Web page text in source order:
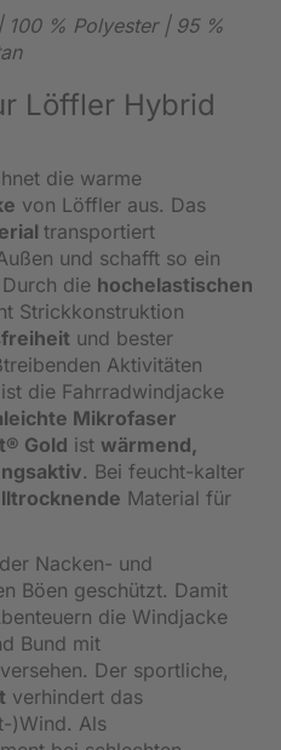
100 % Polyester | 95 %
Löffler Hybrid
die warme
von Löffler aus. Das
transportiert
und schafft so ein
die hochelastischen
Strickkonstruktion
und bester
Aktivitäten
die Fahrradwindjacke
Mikrofaser
Gold ist wärmend,
. Bei feucht-kalter
Material für
Nacken- und
Böen geschützt. Damit
die Windjacke
Bund mit
versehen. Der sportliche,
verhindert das
)Wind. Als